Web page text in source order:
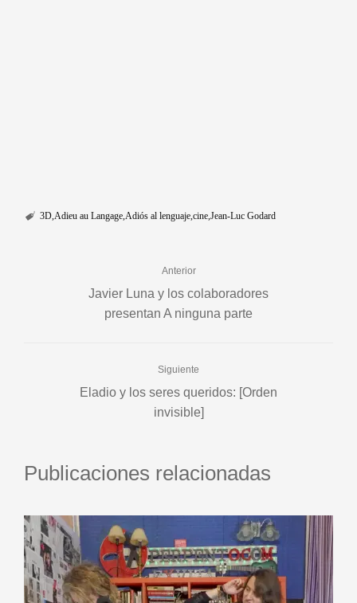
3D Adieu au Langage Adiós al lenguaje cine Jean-Luc Godard
Anterior
Javier Luna y los colaboradores
presentan A ninguna parte
Siguiente
Eladio y los seres queridos: [Orden
invisible]
Publicaciones relacionadas